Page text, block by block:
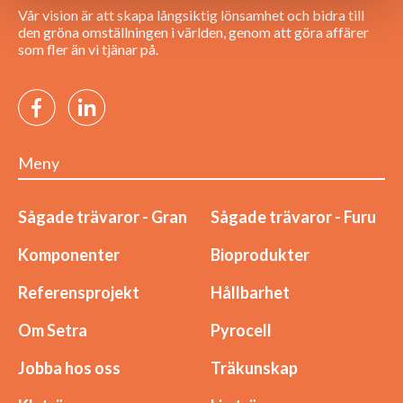
Vår vision är att skapa långsiktig lönsamhet och bidra till
den gröna omställningen i världen, genom att göra affärer
som fler än vi tjänar på.
Meny
Sågade trävaror - Gran
Sågade trävaror - Furu
Komponenter
Bioprodukter
Referensprojekt
Hållbarhet
Om Setra
Pyrocell
Jobba hos oss
Träkunskap